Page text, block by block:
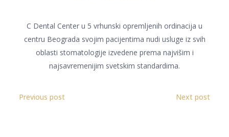
C Dental Center u 5 vrhunski opremljenih ordinacija u
centru Beograda svojim pacijentima nudi usluge iz svih
oblasti stomatologije izvedene prema najvišim i
najsavremenijim svetskim standardima.
Previous post Next post